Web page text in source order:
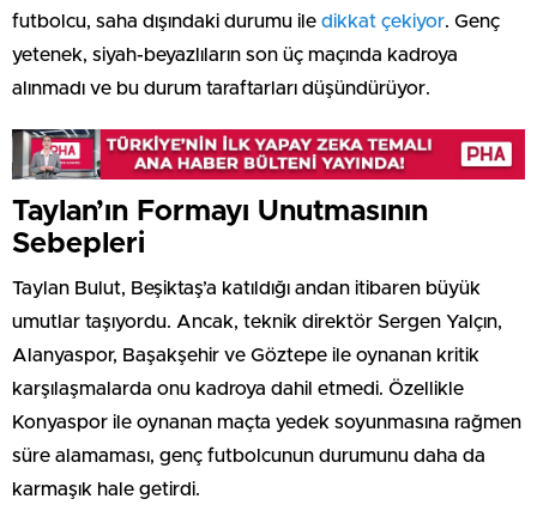
futbolcu, saha dışındaki durumu ile dikkat çekiyor. Genç
yetenek, siyah-beyazlıların son üç maçında kadroya
alınmadı ve bu durum taraftarları düşündürüyor.
Taylan’ın Formayı Unutmasının
Sebepleri
Taylan Bulut, Beşiktaş’a katıldığı andan itibaren büyük
umutlar taşıyordu. Ancak, teknik direktör Sergen Yalçın,
Alanyaspor, Başakşehir ve Göztepe ile oynanan kritik
karşılaşmalarda onu kadroya dahil etmedi. Özellikle
Konyaspor ile oynanan maçta yedek soyunmasına rağmen
süre alamaması, genç futbolcunun durumunu daha da
karmaşık hale getirdi.